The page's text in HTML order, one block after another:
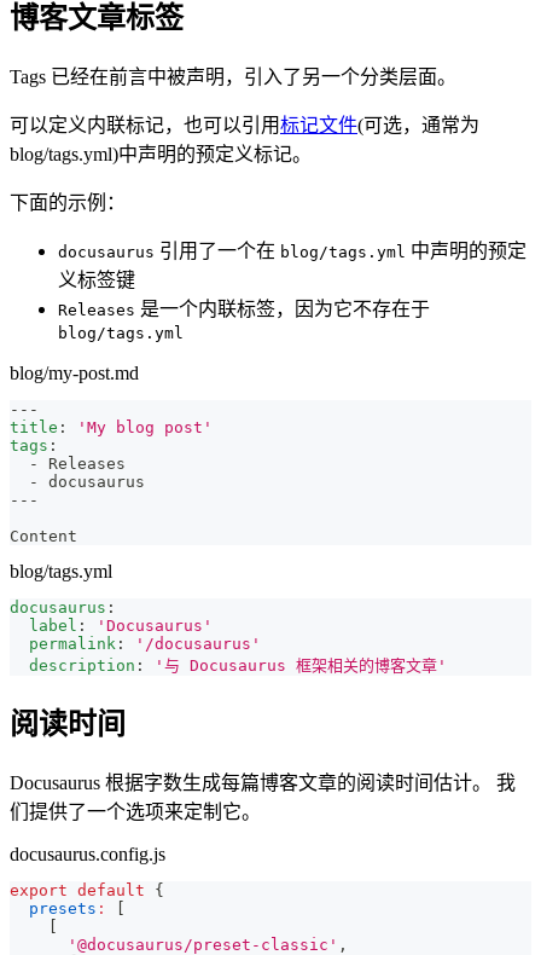
博客文章标签
Tags 已经在前言中被声明，引入了另一个分类层面。
可以定义内联标记，也可以引用标记文件(可选，通常为
blog/tags.yml)中声明的预定义标记。
下面的示例：
docusaurus 引用了一个在 blog/tags.yml 中声明的预定
义标签键
Releases 是一个内联标签，因为它不存在于
blog/tags.yml
blog/my-post.md
---
title :
'My blog post'
tags :
-
Releases
-
docusaurus
---
Content
blog/tags.yml
docusaurus :
label :
'Docusaurus'
permalink :
'/docusaurus'
description : '与 Docusaurus 框架相关的博客文章'
阅读时间
Docusaurus 根据字数生成每篇博客文章的阅读时间估计。 我
们提供了一个选项来定制它。
docusaurus.config.js
export default
{
presets :
'@docusaurus/preset-classic' ,